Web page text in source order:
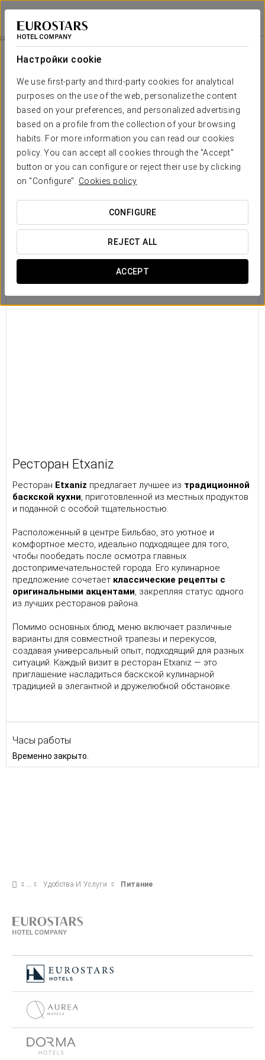
Настройки cookie
We use first-party and third-party cookies for analytical
purposes on the use of the web, personalize the content
based on your preferences, and personalized advertising
based on a profile from the collection of your browsing
habits. For more information you can read our cookies
policy. You can accept all cookies through the "Accept"
button or you can configure or reject their use by clicking
on "Configure". Cookies policy
CONFIGURE
REJECT ALL
ACCEPT
Eurostars Indautxu
БИЛЬБАО
Питание
Ресторан Etxaniz
Ресторан Etxaniz предлагает лучшее из традиционной
баскской кухни, приготовленной из местных продуктов
и поданной с особой тщательностью.
Расположенный в центре Бильбао, это уютное и
комфортное место, идеально подходящее для того,
чтобы пообедать после осмотра главных
достопримечательностей города. Его кулинарное
предложение сочетает классические рецепты с
оригинальными акцентами, закрепляя статус одного
из лучших ресторанов района.
Помимо основных блюд, меню включает различные
варианты для совместной трапезы и перекусов,
создавая универсальный опыт, подходящий для разных
ситуаций. Каждый визит в ресторан Etxaniz — это
приглашение насладиться баскской кулинарной
традицией в элегантной и дружелюбной обстановке.
Часы работы
Временно закрыто.
Удобства И Услуги Питание